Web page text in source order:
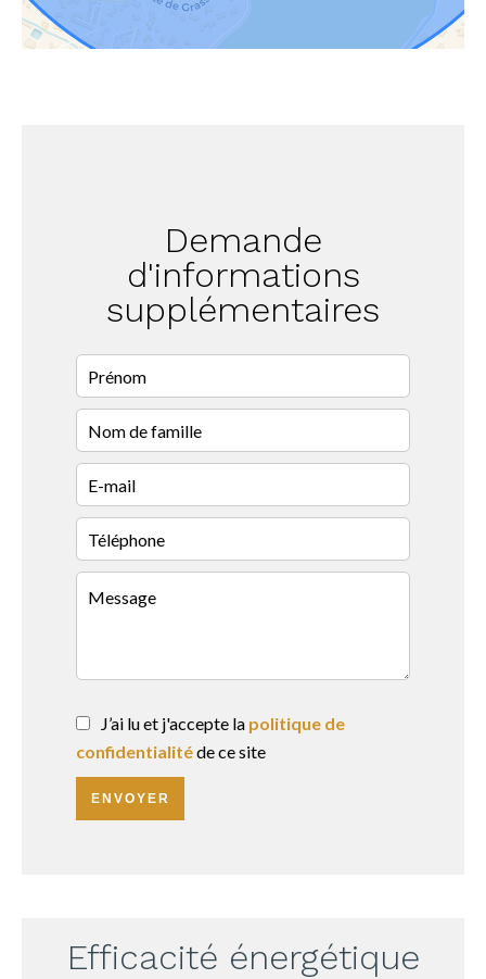
Demande
d'informations
supplémentaires
J’ai lu et j'accepte la politique de
confidentialitéde ce site
ENVOYER
Efficacité énergétique